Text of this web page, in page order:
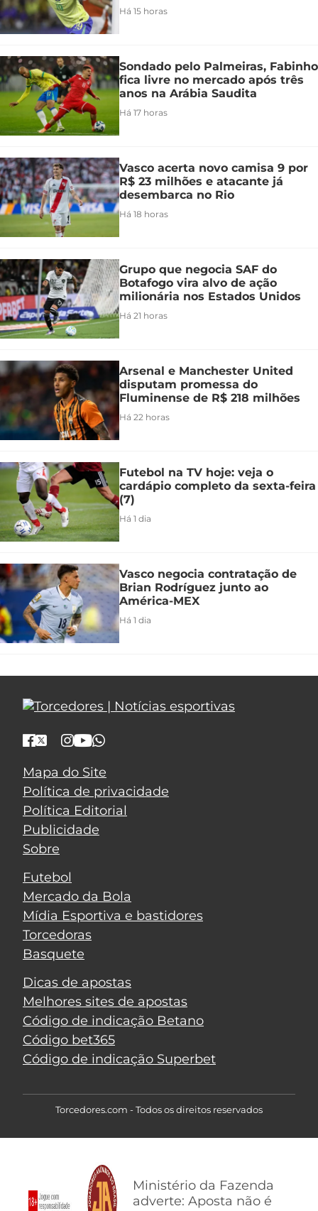
Há 15 horas
Sondado pelo Palmeiras, Fabinho
fica livre no mercado após três
anos na Arábia Saudita
Há 17 horas
Vasco acerta novo camisa 9 por
R$ 23 milhões e atacante já
desembarca no Rio
Há 18 horas
Grupo que negocia SAF do
Botafogo vira alvo de ação
milionária nos Estados Unidos
Há 21 horas
Arsenal e Manchester United
disputam promessa do
Fluminense de R$ 218 milhões
Há 22 horas
Futebol na TV hoje: veja o
cardápio completo da sexta-feira
(7)
Há 1 dia
Vasco negocia contratação de
Brian Rodríguez junto ao
América-MEX
Há 1 dia
Mapa do Site
Política de privacidade
Política Editorial
Publicidade
Sobre
Futebol
Mercado da Bola
Mídia Esportiva e bastidores
Torcedoras
Basquete
Dicas de apostas
Melhores sites de apostas
Código de indicação Betano
Código bet365
Código de indicação Superbet
Torcedores.com - Todos os direitos reservados
Ministério da Fazenda
adverte: Aposta não é